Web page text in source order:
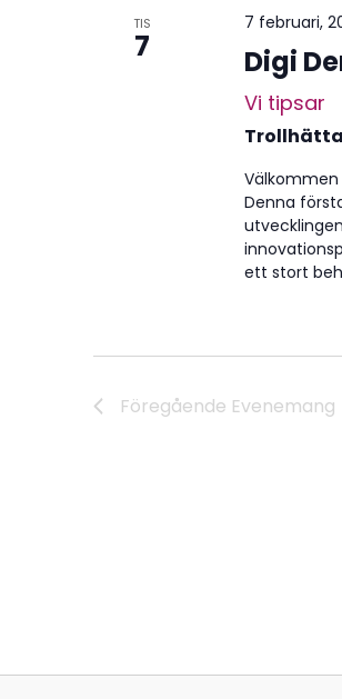
TIS
7
7 februari,
Digi
Vi tipsar
Välkommen
Denna
ett stort
Föregående Evenemang